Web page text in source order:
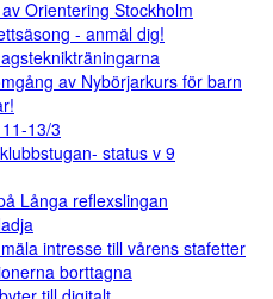
Orientering Stockholm
- anmäl dig!
av Nybörjarkurs för barn
13/3
status v 9
Långa reflexslingan
intresse till vårens stafetter
borttagna